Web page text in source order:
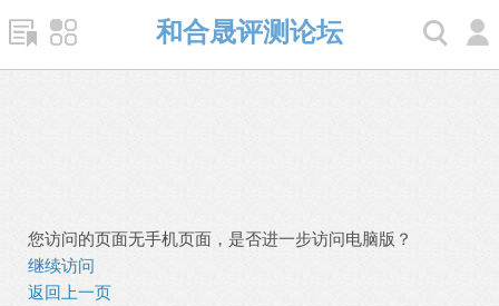
和合晟评测论坛
您访问的页面无手机页面，是否进一步访问电脑版？
继续访问
返回上一页